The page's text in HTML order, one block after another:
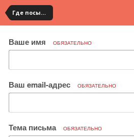
Где посылка?
Ваше имя ОБЯЗАТЕЛЬНО
Ваш email-адрес ОБЯЗАТЕЛЬНО
Тема письма ОБЯЗАТЕЛЬНО